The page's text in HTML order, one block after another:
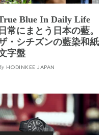
Blue In Daily Life
日常にまとう日本の藍。
・シチズンの藍染和紙
字盤
HODINKEE JAPAN